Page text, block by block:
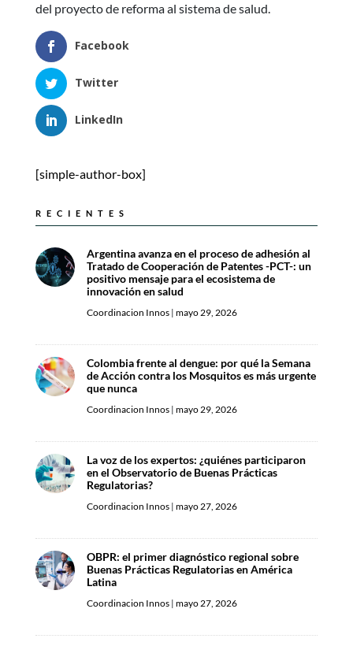
del proyecto de reforma al sistema de salud.
Facebook
Twitter
LinkedIn
[simple-author-box]
RECIENTES
Argentina avanza en el proceso de adhesión al
Tratado de Cooperación de Patentes -PCT-: un
positivo mensaje para el ecosistema de
innovación en salud
Coordinacion Innos| mayo 29, 2026
Colombia frente al dengue: por qué la Semana
de Acción contra los Mosquitos es más urgente
que nunca
Coordinacion Innos| mayo 29, 2026
La voz de los expertos: ¿quiénes participaron
en el Observatorio de Buenas Prácticas
Regulatorias?
Coordinacion Innos| mayo 27, 2026
OBPR: el primer diagnóstico regional sobre
Buenas Prácticas Regulatorias en América
Latina
Coordinacion Innos| mayo 27, 2026